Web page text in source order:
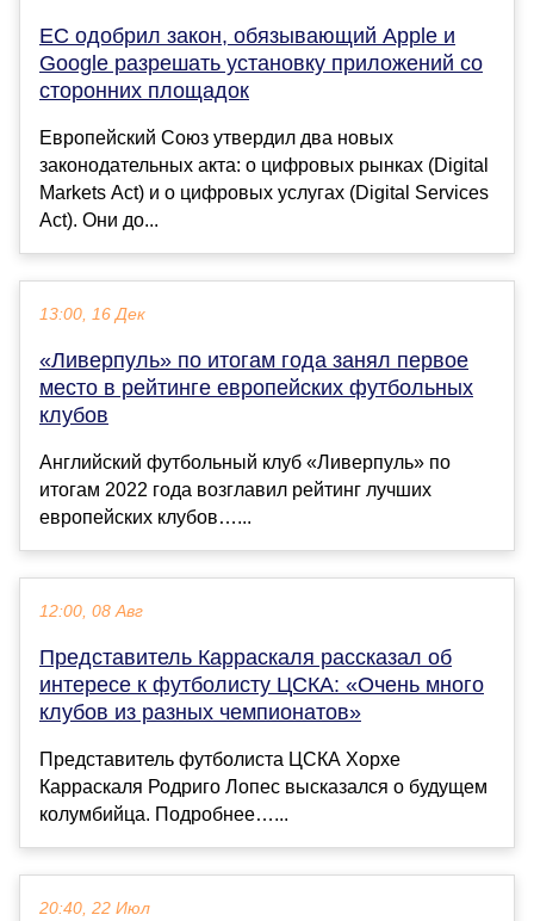
ЕС одобрил закон, обязывающий Apple и
Google разрешать установку приложений со
сторонних площадок
Европейский Союз утвердил два новых
законодательных акта: о цифровых рынках (Digital
Markets Act) и о цифровых услугах (Digital Services
Act). Они до...
13:00, 16 Дек
«Ливерпуль» по итогам года занял первое
место в рейтинге европейских футбольных
клубов
Английский футбольный клуб «Ливерпуль» по
итогам 2022 года возглавил рейтинг лучших
европейских клубов…...
12:00, 08 Авг
Представитель Карраскаля рассказал об
интересе к футболисту ЦСКА: «Очень много
клубов из разных чемпионатов»
Представитель футболиста ЦСКА Хорхе
Карраскаля Родриго Лопес высказался о будущем
колумбийца. Подробнее…...
20:40, 22 Июл